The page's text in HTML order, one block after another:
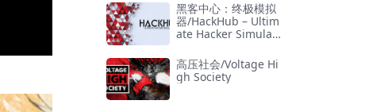
黑客中心：终极模拟
器/HackHub – Ultim
ate Hacker Simulat
高压社会/Voltage Hi
gh Society